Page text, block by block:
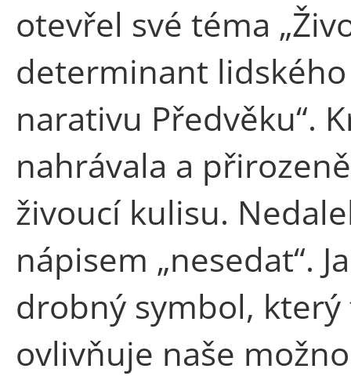
otevřel své téma
determinant
narativu Předvěku“.
nahrávala a
živoucí kulisu.
nápisem „nesedat“.
drobný symbol,
ovlivňuje naše